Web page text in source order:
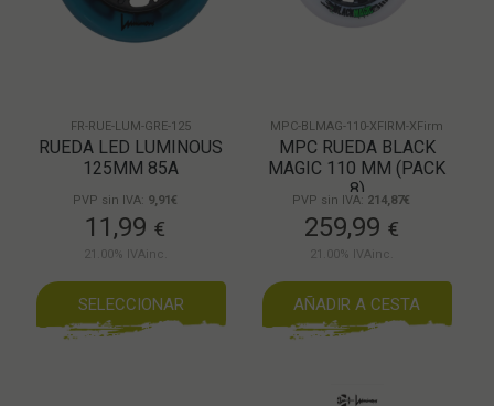
FR-RUE-LUM-GRE-125
RUEDA LED LUMINOUS
125MM 85A
PVP sin IVA: 9,91€
11,99 €
21.00% IVAinc.
SELECCIONAR
MPC-BLMAG-110-XFIRM-XFirm
MPC RUEDA BLACK
MAGIC 110 MM (PACK
8)
PVP sin IVA: 214,87€
259,99 €
21.00% IVAinc.
AÑADIR A CESTA